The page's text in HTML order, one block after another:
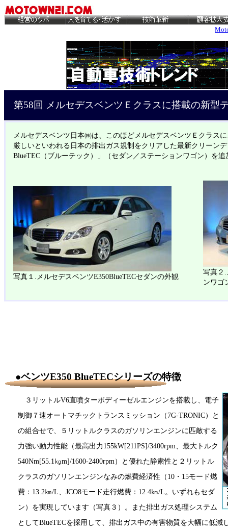
第58回 メルセデスベンツＥクラスに搭載の新型
メルセデスベンツ日本㈱は、このほどメルセデスベンツＥクラス
厳しいといわれる日本の排出ガス規制をクリアした最新クリーン
BlueTEC（ブルーテック）」（セダン／ステーションワゴン）を
写真１.メルセデスベンツE350BlueTECセダンの外観
写真２.
ンワゴ
●ベンツE350 BlueTECシリーズの特徴
３リットルV6直噴ターボディーゼルエンジンを搭載し、電子
制御７速オートマチックトランスミッション（7G-TRONIC）と
の組合せで、５リットルクラスのガソリンエンジンに匹敵する
力強い動力性能（最高出力155kW[211PS]/3400rpm、最大トルク
540Nm[55.1㎏m]/1600-2400rpm）と優れた静粛性と２リットル
クラスのガソリンエンジンなみの燃費経済性（10・15モード燃
費：13.2㎞/L、JCO8モード走行燃費：12.4㎞/L。いずれもセダ
ン）を実現しています（写真３）。また排出ガス処理システム
としてBlueTECを採用して、排出ガス中の有害物質を大幅に低